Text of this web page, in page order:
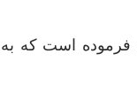
فرموده است كه به